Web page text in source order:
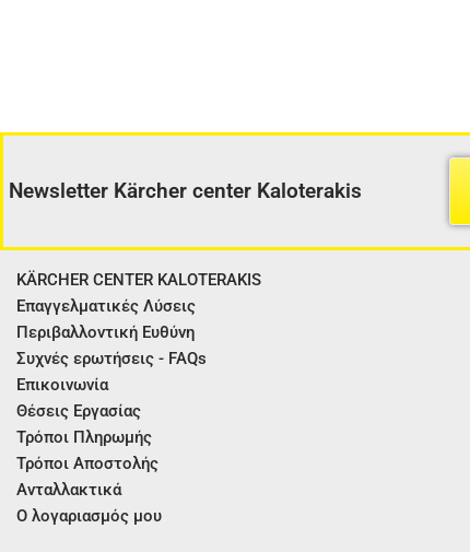
Newsletter Kärcher center Kaloterakis
KÄRCHER CENTER KALOTERAKIS
Επαγγελματικές Λύσεις
Περιβαλλοντική Ευθύνη
Συχνές ερωτήσεις - FAQs
Επικοινωνία
Θέσεις Εργασίας
Τρόποι Πληρωμής
Τρόποι Αποστολής
Ανταλλακτικά
Ο λογαριασμός μου